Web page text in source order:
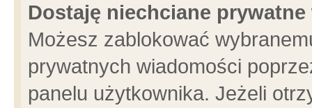
Dostaję niechciane
Możesz zablokować
prywatnych wiadomości
panelu użytkownika. Jeżeli